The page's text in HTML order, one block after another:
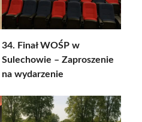
34. Finał WOŚP w
Sulechowie – Zaproszenie
na wydarzenie